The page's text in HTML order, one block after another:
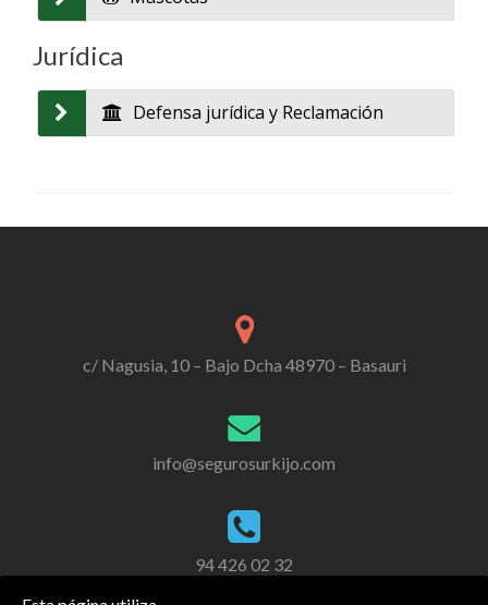
Jurídica
Defensa jurídica y Reclamación
c/ Nagusia, 10 – Bajo Dcha 48970 – Basauri
info@segurosurkijo.com
94 426 02 32